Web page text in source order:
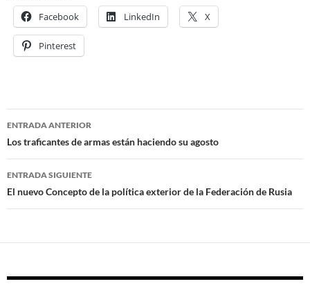
Facebook LinkedIn X
Pinterest
Navegación
de
entradas
ENTRADA ANTERIOR
Los traficantes de armas están haciendo su agosto
ENTRADA SIGUIENTE
El nuevo Concepto de la política exterior de la Federación de Rusia